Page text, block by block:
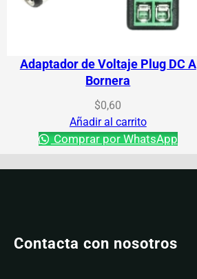
Adaptador de Voltaje Plug DC A
Bornera
$0,60
Añadir al carrito
Comprar por WhatsApp
Contacta con nosotros